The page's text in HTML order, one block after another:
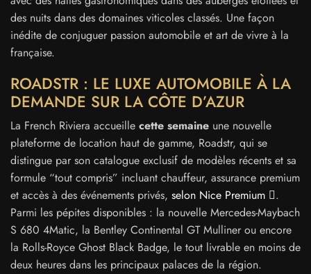
des nuits dans des domaines viticoles classés. Une façon
inédite de conjuguer passion automobile et art de vivre à la
française.
ROADSTR : LE LUXE AUTOMOBILE À LA
DEMANDE SUR LA CÔTE D’AZUR
La French Riviera accueille cette semaine une nouvelle
plateforme de location haut de gamme, Roadstr, qui se
distingue par son catalogue exclusif de modèles récents et sa
formule “tout compris” incluant chauffeur, assurance premium
et accès à des événements privés, selon Nice Premium
.
Parmi les pépites disponibles : la nouvelle Mercedes-Maybach
S 680 4Matic, la Bentley Continental GT Mulliner ou encore
la Rolls-Royce Ghost Black Badge, le tout livrable en moins de
deux heures dans les principaux palaces de la région.